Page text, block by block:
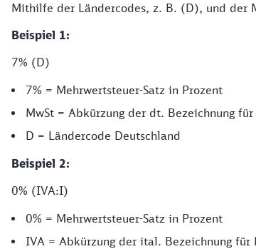
Mithilfe der Ländercodes, z. B. (D), und der
Beispiel 1:
7% (D)
7% = Mehrwertsteuer-Satz in Prozent
MwSt = Abkürzung der dt. Bezeichnung
D = Ländercode Deutschland
Beispiel 2:
0% (IVA:I)
0% = Mehrwertsteuer-Satz in Prozent
IVA = Abkürzung der ital. Bezeichnung